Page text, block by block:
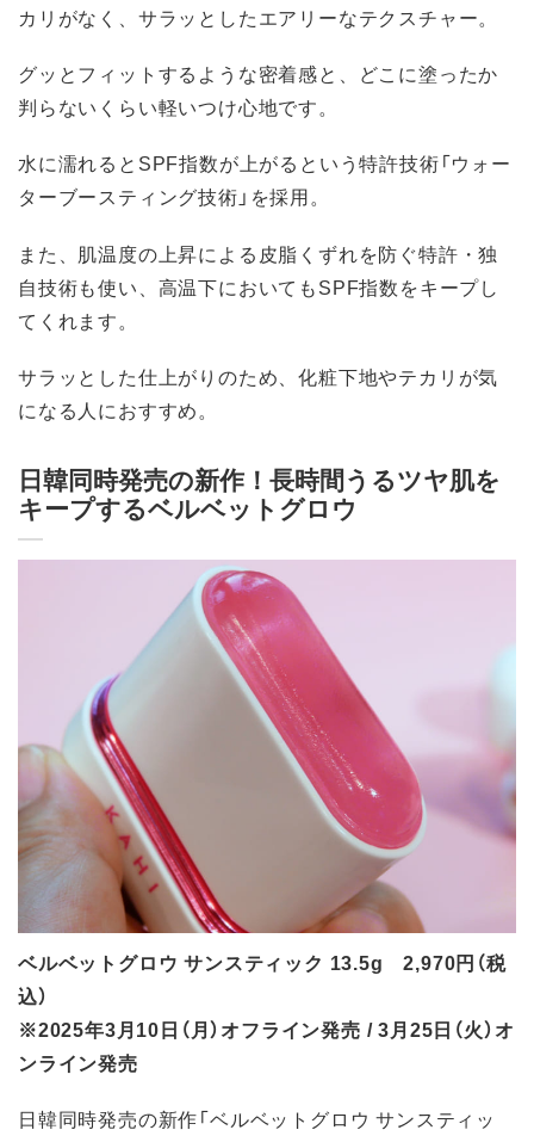
カリがなく、サラッとしたエアリーなテクスチャー。
グッとフィットするような密着感と、どこに塗ったか
判らないくらい軽いつけ心地です。
水に濡れるとSPF指数が上がるという特許技術「ウォー
ターブースティング技術」を採用。
また、肌温度の上昇による皮脂くずれを防ぐ特許・独
自技術も使い、高温下においてもSPF指数をキープし
てくれます。
サラッとした仕上がりのため、化粧下地やテカリが気
になる人におすすめ。
日韓同時発売の新作！長時間うるツヤ肌を
キープするベルベットグロウ
ベルベットグロウ サンスティック 13.5g 2,970円（税
込）
※2025年3月10日（月）オフライン発売 / 3月25日（火）オ
ンライン発売
日韓同時発売の新作「ベルベットグロウ サンスティッ